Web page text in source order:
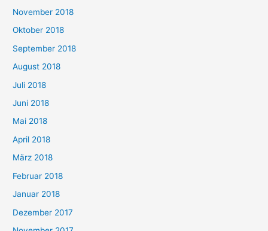
November 2018
Oktober 2018
September 2018
August 2018
Juli 2018
Juni 2018
Mai 2018
April 2018
März 2018
Februar 2018
Januar 2018
Dezember 2017